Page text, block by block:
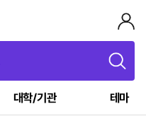
대학/기관 테마